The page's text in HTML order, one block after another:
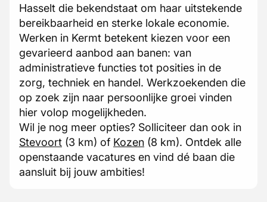
Hasselt die bekendstaat om haar uitstekende
bereikbaarheid en sterke lokale economie.
Werken in Kermt betekent kiezen voor een
gevarieerd aanbod aan banen: van
administratieve functies tot posities in de
zorg, techniek en handel. Werkzoekenden die
op zoek zijn naar persoonlijke groei vinden
hier volop mogelijkheden.
Wil je nog meer opties? Solliciteer dan ook in
Stevoort (3 km) of Kozen (8 km). Ontdek alle
openstaande vacatures en vind dé baan die
aansluit bij jouw ambities!